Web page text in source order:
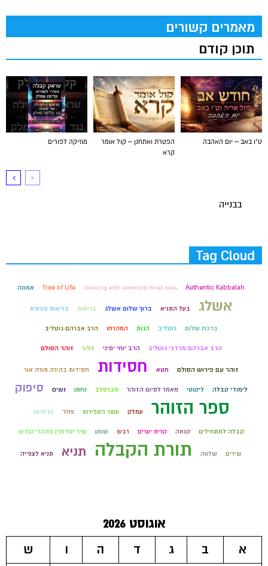
מאמרים קשורים
תוכן קודם
מוזיקה לפורים
הפטרת ואתחנן – קול אומר
קרא
ט"ו באב – יום האהבה
בבנייה
Tag Cloud
Authentic Kabbalah
dealing with adversity final.mp4
Tree of Life אמונה
אשלג בעל התניא ברוך שלום אשלג בריאות בריאות טבעית
ברכת שלום גוטליב הגות המהרחו הרב אברהם גוטליב
הרב אברהם מרדכי גוטליב הרב יוחי ימיני זוהר זוהר הסולם
זוהר עם פירוש הסולם חטא חסידות חסידות בהירה תורה אור
לימודי קבלה ליקוטי מאמר לסיום הזוהר מברסלב נחמן נשים סיפוק
ספר הזוהר עמלק עשר הספירות פחד פנימיות
קבלה למתחילים קנאה קרית יערים רבש שומן שיר יסדותיו בההרי קודש
שירים שלווה תורת הקבלה תניא תניא לצפייה
אוגוסט 2026
א
ב ג ד ה ו
ש